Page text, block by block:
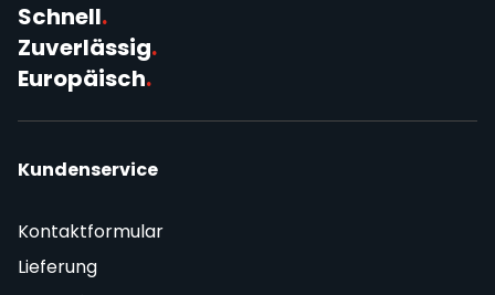
Schnell.
Zuverlässig.
Europäisch.
Kundenservice
Kontaktformular
Lieferung